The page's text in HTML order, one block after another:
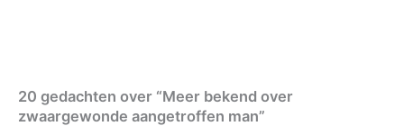
20 gedachten over “Meer bekend over
zwaargewonde aangetroffen man”